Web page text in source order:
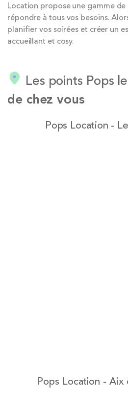
Location propose une gamme
répondre à tous vos besoins.
planifier vos soirées et créer un
accueillant et cosy.
Les points Pops
de chez vous
Pops Location -
Pops Location - Aix